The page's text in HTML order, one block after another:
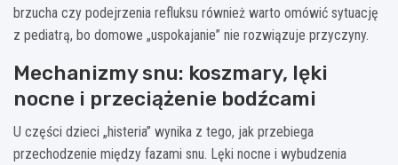
brzucha czy podejrzenia refluksu również warto omówić sytuację
z pediatrą, bo domowe „uspokajanie” nie rozwiązuje przyczyny.
Mechanizmy snu: koszmary, lęki
nocne i przeciążenie bodźcami
U części dzieci „histeria” wynika z tego, jak przebiega
przechodzenie między fazami snu. Lęki nocne i wybudzenia